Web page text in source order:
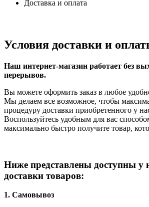
Доставка и оплата
Условия доставки и
Наш интернет-магазин работает без
перерывов.
Вы можете оформить заказ в любое
Мы делаем все возможное, чтобы
процедуру доставки приобретенного у
Воспользуйтесь удобным для вас
максимально быстро получите товар,
Ниже представлены доступны у
доставки товаров:
1. Самовывоз